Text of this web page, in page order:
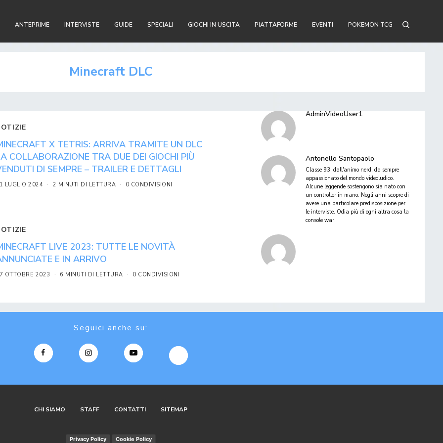
ANTEPRIME INTERVISTE GUIDE SPECIALI GIOCHI IN USCITA PIATTAFORME EVENTI POKEMON TCG
Minecraft DLC
X TETRIS: ARRIVA TRAMITE UN DLC
COLLABORAZIONE TRA DUE DEI GIOCHI PIÙ
DI SEMPRE – TRAILER E DETTAGLI
LUGLIO 2024 2 MINUTI DI LETTURA 0 CONDIVISIONI
LIVE 2023: TUTTE LE NOVITÀ
E IN ARRIVO
OTTOBRE 2023 6 MINUTI DI LETTURA 0 CONDIVISIONI
AdminVideoUser1
Antonello Santopaolo
Classe 93, dall'animo nerd, da sempre
appassionato del mondo videoludico.
Alcune leggende sostengono sia nato con
un controller in mano. Negli anni scopre di
avere una particolare predisposizione per
le interviste. Odia più di ogni altra cosa la
console war.
Seguici anche su:
CHI SIAMO STAFF CONTATTI SITEMAP
Privacy Policy Cookie Policy